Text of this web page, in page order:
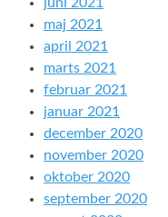
maj 2021
april 2021
marts 2021
februar 2021
januar 2021
december 2020
november 2020
oktober 2020
september 2020